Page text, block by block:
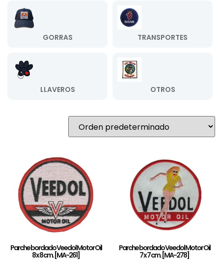
GORRAS TRANSPORTES
LLAVEROS OTROS
Parche bordado Veedol Motor Oil
8 x 8 cm. [MA-261]
Parche bordado Veedol Motor Oil
7 x 7 cm. [MA-278]